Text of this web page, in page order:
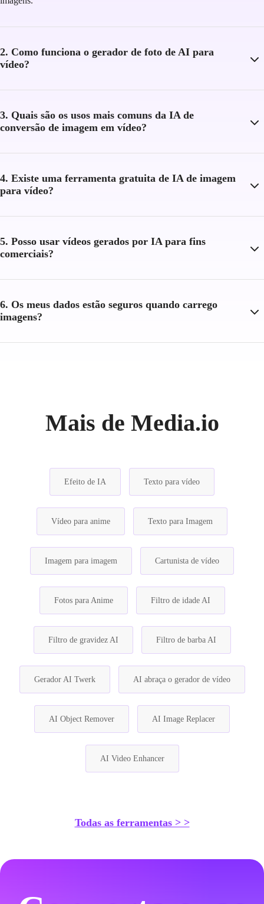
2. Como funciona o gerador de foto de AI para
vídeo?
3. Quais são os usos mais comuns da IA de
conversão de imagem em vídeo?
4. Existe uma ferramenta gratuita de IA de imagem
para vídeo?
5. Posso usar vídeos gerados por IA para fins
comerciais?
6. Os meus dados estão seguros quando carrego
imagens?
Mais de Media.io
Efeito de IA Texto para vídeo
Vídeo para anime Texto para Imagem
Imagem para imagem Cartunista de vídeo
Fotos para Anime Filtro de idade AI
Filtro de gravidez AI Filtro de barba AI
Gerador AI Twerk AI abraça o gerador de vídeo
AI Object Remover AI Image Replacer
AI Video Enhancer
Todas as ferramentas > >